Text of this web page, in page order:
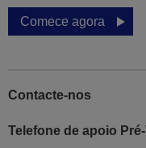
Comece agora
Contacte-nos
Telefone de apoio